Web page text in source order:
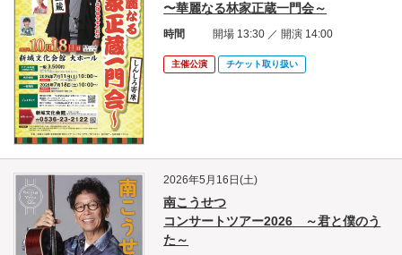
〜華麗なる林家正蔵一門会～
時間 開場 13:30 ／ 開演 14:00
主催公演 チケット取り扱い
2026年5月16日(土)
南こうせつ
コンサートツアー2026 ～君と僕のう
た～